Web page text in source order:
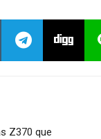
Z370 que